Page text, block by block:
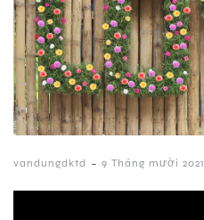
vandungdktd - 9 Tháng mười 2021